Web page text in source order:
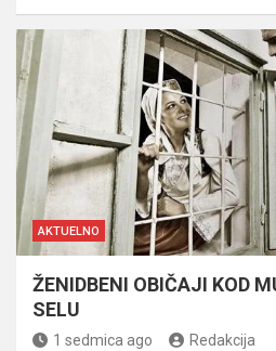
AKTUELNO
ŽENIDBENI OBIČAJI KOD
SELU
1 sedmica ago Redakcija